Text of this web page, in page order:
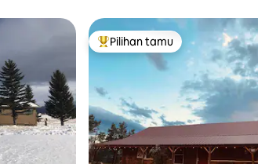
Pilihan tamu terpopuler
Pilihan tamu